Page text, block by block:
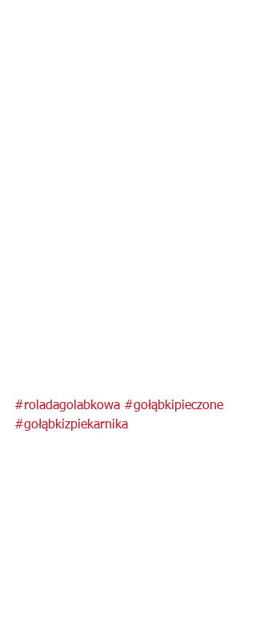
#roladagolabkowa #gołąbkipieczone
#gołąbkizpiekarnika